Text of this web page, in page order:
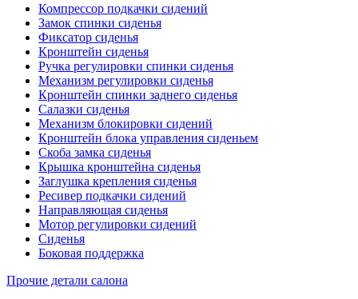
Компрессор подкачки сидений
Замок спинки сиденья
Фиксатор сиденья
Кронштейн сиденья
Ручка регулировки спинки сиденья
Механизм регулировки сиденья
Кронштейн спинки заднего сиденья
Салазки сиденья
Механизм блокировки сидений
Кронштейн блока управления сиденьем
Скоба замка сиденья
Крышка кронштейна сиденья
Заглушка крепления сиденья
Ресивер подкачки сидений
Направляющая сиденья
Мотор регулировки сидений
Сиденья
Боковая поддержка
Прочие детали салона